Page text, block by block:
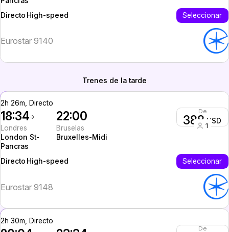
Directo High-speed Seleccionar
Eurostar 9140
Trenes de la tarde
2h 26m, Directo
18:34
Londres
London St-
Pancras
22:00
Bruselas
Bruxelles-Midi
De
388 USD
1
Directo High-speed Seleccionar
Eurostar 9148
2h 30m, Directo
De